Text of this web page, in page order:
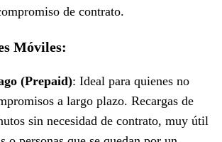
de contrato.
Móviles:
(Prepaid): Ideal para quienes no
a largo plazo. Recargas de
sin necesidad de contrato, muy útil